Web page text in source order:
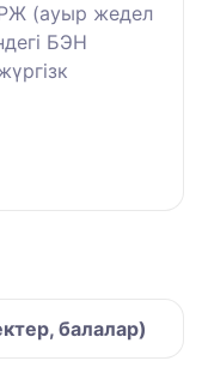
(ауыр жедел
БЭН
балалар)